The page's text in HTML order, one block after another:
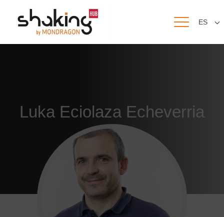
ES
Luka Eciolaza Echeverria